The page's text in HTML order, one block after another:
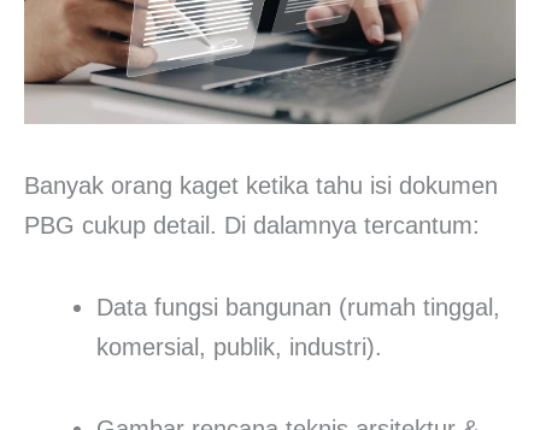
Banyak orang kaget ketika tahu isi dokumen
PBG cukup detail. Di dalamnya tercantum:
Data fungsi bangunan (rumah tinggal,
komersial, publik, industri).